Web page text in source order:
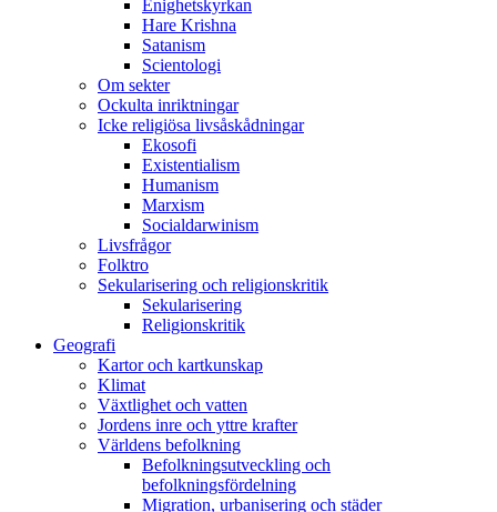
Enighetskyrkan
Hare Krishna
Satanism
Scientologi
Om sekter
Ockulta inriktningar
Icke religiösa livsåskådningar
Ekosofi
Existentialism
Humanism
Marxism
Socialdarwinism
Livsfrågor
Folktro
Sekularisering och religionskritik
Sekularisering
Religionskritik
Geografi
Kartor och kartkunskap
Klimat
Växtlighet och vatten
Jordens inre och yttre krafter
Världens befolkning
Befolkningsutveckling och
befolkningsfördelning
Migration, urbanisering och städer